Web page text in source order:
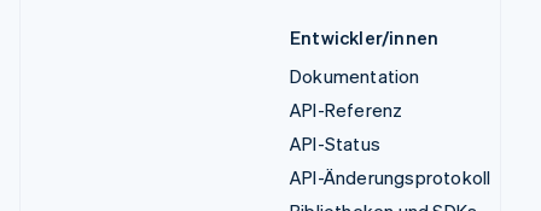
Entwickler/innen
Dokumentation
API-Referenz
API-Status
API-Änderungsprotokoll